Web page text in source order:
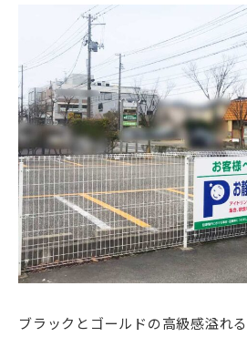
ブラックとゴールドの高級感溢れ